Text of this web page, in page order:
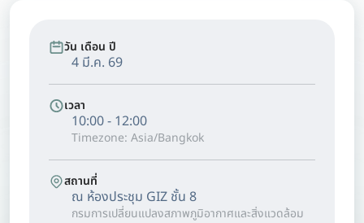
วัน เดือน ปี
4 มี.ค. 69
เวลา
10:00 - 12:00
Timezone: Asia/Bangkok
สถานที่
ณ ห้องประชุม GIZ ชั้น 8
กรมการเปลี่ยนแปลงสภาพภูมิอากาศและสิ่งแวดล้อม